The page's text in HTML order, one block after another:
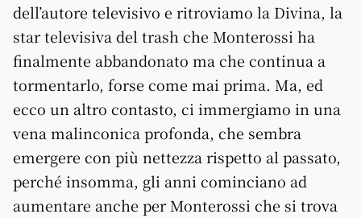
dell’autore televisivo e ritroviamo la Divina, la
star televisiva del trash che Monterossi ha
finalmente abbandonato ma che continua a
tormentarlo, forse come mai prima. Ma, ed
ecco un altro contasto, ci immergiamo in una
vena malinconica profonda, che sembra
emergere con più nettezza rispetto al passato,
perché insomma, gli anni cominciano ad
aumentare anche per Monterossi che si trova